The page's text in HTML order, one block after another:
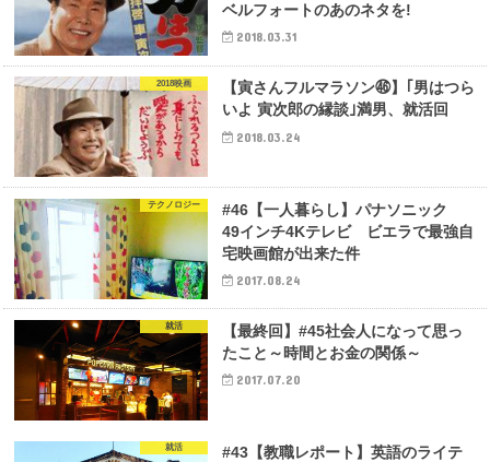
ベルフォートのあのネタを!
2018.03.31
2018映画
【寅さんフルマラソン㊻】｢男はつら
いよ 寅次郎の縁談｣満男、就活回
2018.03.24
テクノロジー
#46【一人暮らし】パナソニック
49インチ4Kテレビ ビエラで最強自
宅映画館が出来た件
2017.08.24
就活
【最終回】#45社会人になって思っ
たこと～時間とお金の関係～
2017.07.20
就活
#43【教職レポート】英語のライテ